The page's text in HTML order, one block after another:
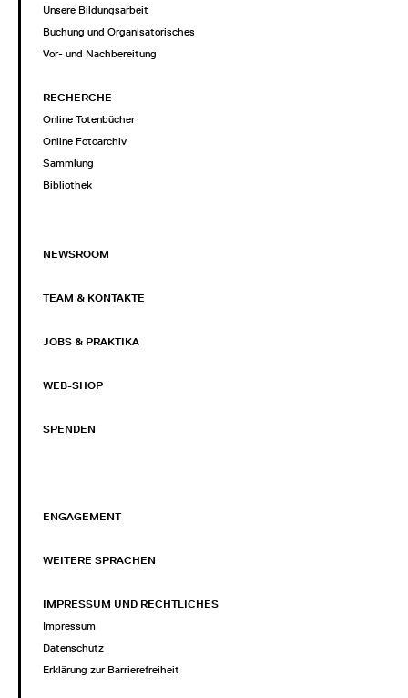
Unsere Bildungsarbeit
Buchung und Organisatorisches
Vor- und Nachbereitung
RECHERCHE
Online Totenbücher
Online Fotoarchiv
Sammlung
Bibliothek
NEWSROOM
TEAM & KONTAKTE
JOBS & PRAKTIKA
WEB-SHOP
SPENDEN
ENGAGEMENT
WEITERE SPRACHEN
IMPRESSUM UND RECHTLICHES
Impressum
Datenschutz
Erklärung zur Barrierefreiheit